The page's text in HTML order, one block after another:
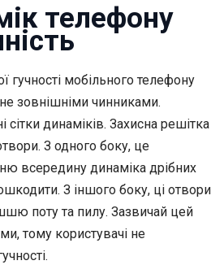
телефону
мобільного телефону
зовнішніми чинниками.
сітки динаміків. Захисна решітка
З одного боку, це
всередину динаміка дрібних
З іншого боку, ці отвори
поту та пилу. Зазвичай цей
тому користувачі не